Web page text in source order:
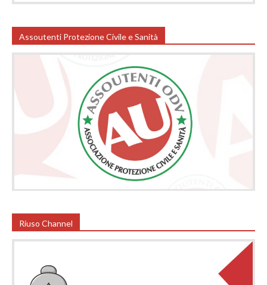
Assoutenti Protezione Civile e Sanità
Riuso Channel